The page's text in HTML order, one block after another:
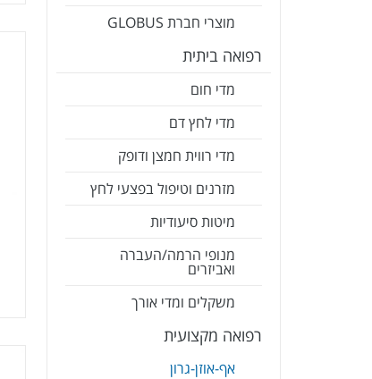
מוצרי חברת GLOBUS
רפואה ביתית
מדי חום
מדי לחץ דם
מדי רווית חמצן ודופק
מזרנים וטיפול בפצעי לחץ
מיטות סיעודיות
מנופי הרמה/העברה
ואביזרים
משקלים ומדי אורך
רפואה מקצועית
אף-אוזן-גרון